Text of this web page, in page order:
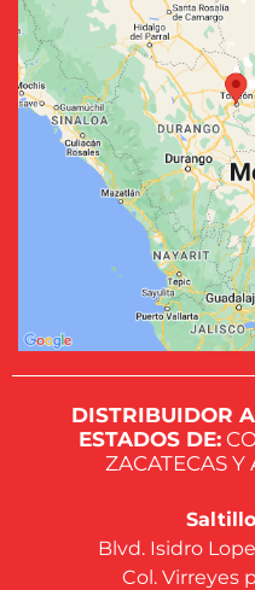
DISTRIBUIDOR
ESTADOS DE:
ZACATECAS Y
Blvd. Isidro
Col. Virreyes